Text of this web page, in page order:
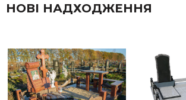
НОВІ НАДХОДЖЕННЯ